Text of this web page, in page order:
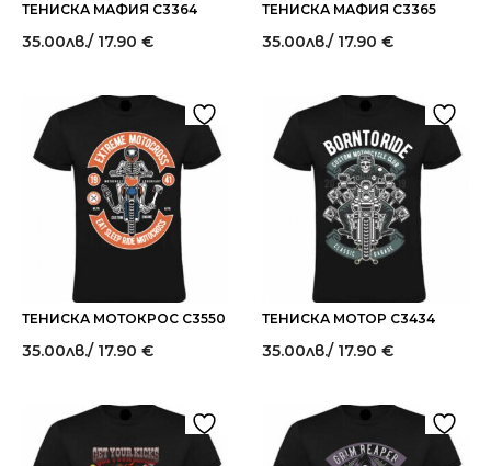
ТЕНИСКА МАФИЯ C3364
35.00лв./ 17.90 €
ТЕНИСКА МАФИЯ C3365
35.00лв./ 17.90 €
ТЕНИСКА МОТОКРОС C3550
35.00лв./ 17.90 €
ТЕНИСКА МОТОР C3434
35.00лв./ 17.90 €